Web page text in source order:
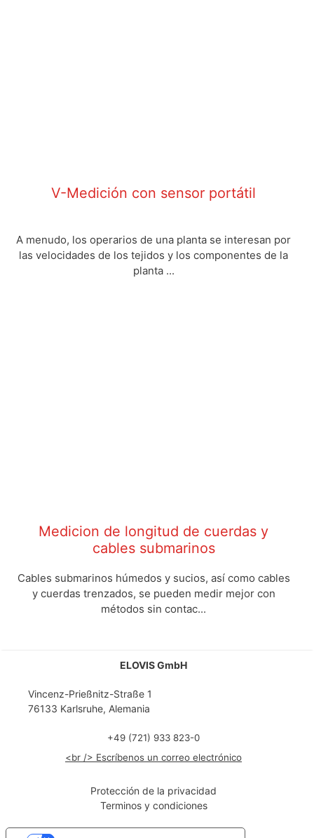
V-Medición con sensor portátil
A menudo, los operarios de una planta se interesan por
las velocidades de los tejidos y los componentes de la
planta ...
Medicion de longitud de cuerdas y
cables submarinos
Cables submarinos húmedos y sucios, así como cables
y cuerdas trenzados, se pueden medir mejor con
métodos sin contac...
ELOVIS GmbH
Vincenz-Prießnitz-Straße 1
76133 Karlsruhe, Alemania
+49 (721) 933 823-0
<br /> Escríbenos un correo electrónico
Protección de la privacidad
Terminos y condiciones